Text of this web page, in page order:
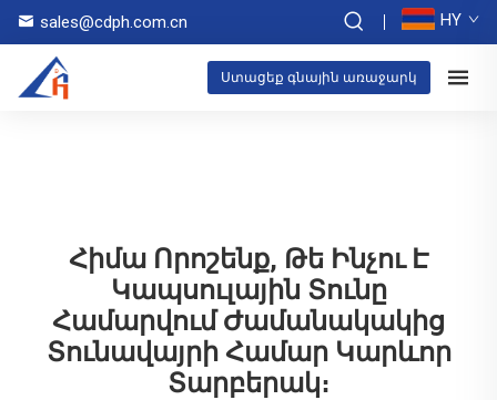
sales@cdph.com.cn HY
Ստացեք գնային առաջարկ
Հիմա Որոշենք, Թե Ինչու Է
Կապսուլային Տունը
Համարվում Ժամանակակից
Տունավայրի Համար Կարևոր
Տարբերակ։